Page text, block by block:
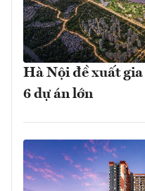
Hà Nội đề xuất
6 dự án lớn